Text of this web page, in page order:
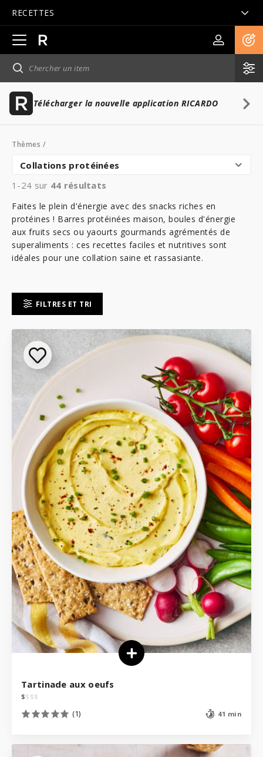
RECETTES
Ouvrir
la
navigation
principale
Télécharger la nouvelle application RICARDO
Thèmes /
Collations protéinées
1-24 sur 44 résultats
Faites le plein d'énergie avec des snacks riches en
protéines ! Barres protéinées maison, boules d'énergie
aux fruits secs ou yaourts gourmands agrémentés de
superaliments : ces recettes faciles et nutritives sont
idéales pour une collation saine et rassasiante.
FILTRES ET TRI
Tartinade aux oeufs
$$ $$
(1) 41 min